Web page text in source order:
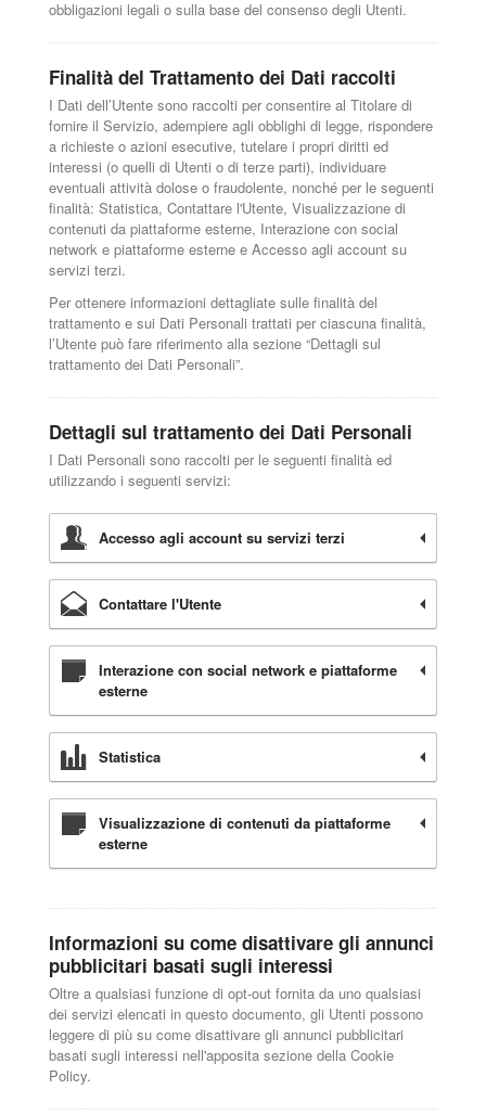
obbligazioni legali o sulla base del consenso degli Utenti.
Finalità del Trattamento dei Dati raccolti
I Dati dell’Utente sono raccolti per consentire al Titolare di
fornire il Servizio, adempiere agli obblighi di legge, rispondere
a richieste o azioni esecutive, tutelare i propri diritti ed
interessi (o quelli di Utenti o di terze parti), individuare
eventuali attività dolose o fraudolente, nonché per le seguenti
finalità: Statistica, Contattare l'Utente, Visualizzazione di
contenuti da piattaforme esterne, Interazione con social
network e piattaforme esterne e Accesso agli account su
servizi terzi.
Per ottenere informazioni dettagliate sulle finalità del
trattamento e sui Dati Personali trattati per ciascuna finalità,
l’Utente può fare riferimento alla sezione “Dettagli sul
trattamento dei Dati Personali”.
Dettagli sul trattamento dei Dati Personali
I Dati Personali sono raccolti per le seguenti finalità ed
utilizzando i seguenti servizi:
Accesso agli account su servizi terzi
Contattare l'Utente
Interazione con social network e piattaforme
esterne
Statistica
Visualizzazione di contenuti da piattaforme
esterne
Informazioni su come disattivare gli annunci
pubblicitari basati sugli interessi
Oltre a qualsiasi funzione di opt-out fornita da uno qualsiasi
dei servizi elencati in questo documento, gli Utenti possono
leggere di più su come disattivare gli annunci pubblicitari
basati sugli interessi nell'apposita sezione della Cookie
Policy.